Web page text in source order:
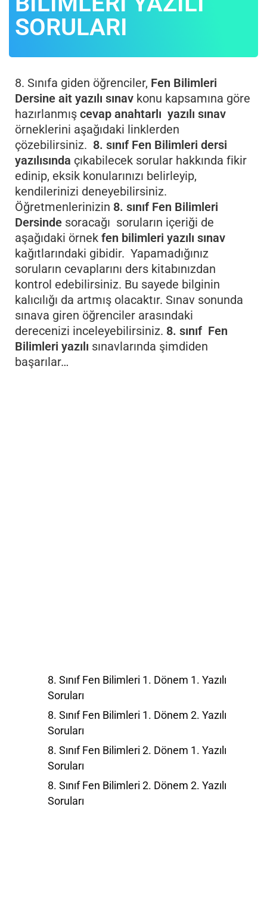
SORULARI
8. Sınıfa giden öğrenciler, Fen Bilimleri
Dersine ait yazılı sınav konu kapsamına göre
hazırlanmış cevap anahtarlı yazılı sınav
örneklerini aşağıdaki linklerden
çözebilirsiniz. 8. sınıf Fen Bilimleri dersi
yazılısında çıkabilecek sorular hakkında fikir
edinip, eksik konularınızı belirleyip,
kendilerinizi deneyebilirsiniz.
Öğretmenlerinizin 8. sınıf Fen Bilimleri
Dersinde soracağı soruların içeriği de
aşağıdaki örnek fen bilimleri yazılı sınav
kağıtlarındaki gibidir. Yapamadığınız
soruların cevaplarını ders kitabınızdan
kontrol edebilirsiniz. Bu sayede bilginin
kalıcılığı da artmış olacaktır. Sınav sonunda
sınava giren öğrenciler arasındaki
derecenizi inceleyebilirsiniz. 8. sınıf Fen
Bilimleri yazılı sınavlarında şimdiden
başarılar…
8. Sınıf Fen Bilimleri 1. Dönem 1. Yazılı
Soruları
8. Sınıf Fen Bilimleri 1. Dönem 2. Yazılı
Soruları
8. Sınıf Fen Bilimleri 2. Dönem 1. Yazılı
Soruları
8. Sınıf Fen Bilimleri 2. Dönem 2. Yazılı
Soruları